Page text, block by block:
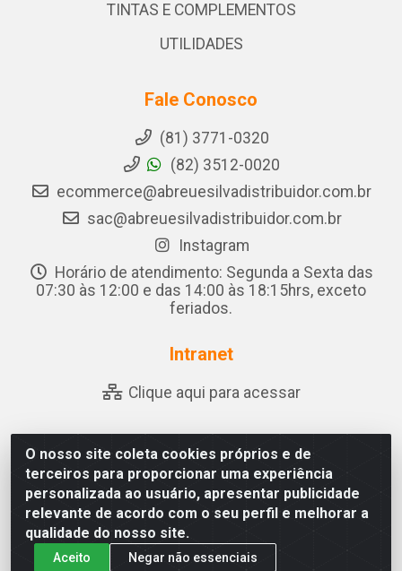
O nosso site coleta cookies próprios e de
terceiros para proporcionar uma experiência
personalizada ao usuário, apresentar publicidade
relevante de acordo com o seu perfil e melhorar a
qualidade do nosso site.
Aceito Negar não essenciais
TINTAS E COMPLEMENTOS
UTILIDADES
Fale Conosco
(81) 3771-0320
(82) 3512-0020
ecommerce@abreuesilvadistribuidor.com.br
sac@abreuesilvadistribuidor.com.br
Instagram
Horário de atendimento: Segunda a Sexta das
07:30 às 12:00 e das 14:00 às 18:15hrs, exceto
feriados.
Intranet
Clique aqui para acessar
Abreu & Silva - Rua Padre Jose de Souza Leite, 265 - Ariado,
Olho D'Água das Flores/AL - CEP 57.442-000 - CNPJ
04.790.656/0001-06